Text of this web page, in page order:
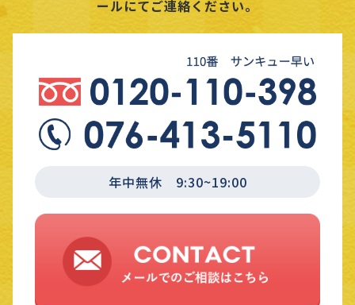
ールにてご連絡ください。
年中無休 9:30~19:00